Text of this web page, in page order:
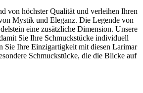
von höchster Qualität und verleihen Ihren
Mystik und Eleganz. Die Legende von
eine zusätzliche Dimension. Unsere
Sie Ihre Schmuckstücke individuell
Sie Ihre Einzigartigkeit mit diesen Larimar
Schmuckstücke, die die Blicke auf